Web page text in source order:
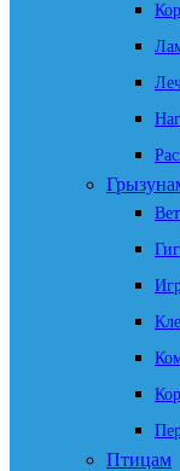
Птицам